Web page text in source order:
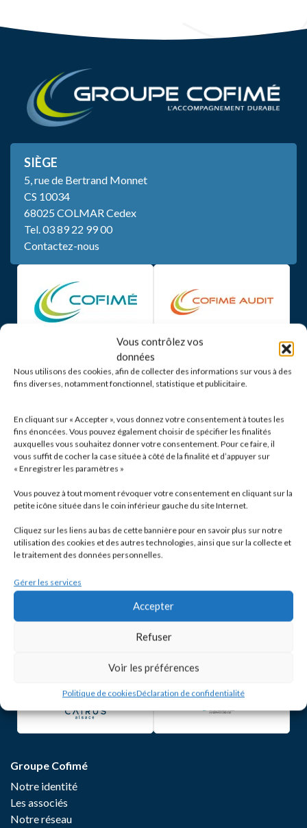
Vous contrôlez vos
données
Nous utilisons des cookies, afin de collecter des informations sur vous à des
fins diverses, notamment fonctionnel, statistique et publicitaire.
En cliquant sur « Accepter », vous donnez votre consentement à toutes les
fins énoncées. Vous pouvez également choisir de spécifier les finalités
auxquelles vous souhaitez donner votre consentement. Pour ce faire, il
vous suffit de cocher la case située à côté de la finalité et d’appuyer sur
« Enregistrer les paramètres »
Vous pouvez à tout moment révoquer votre consentement en cliquant sur la
petite icône située dans le coin inférieur gauche du site Internet.
Cliquez sur les liens au bas de cette bannière pour en savoir plus sur notre
utilisation des cookies et des autres technologies, ainsi que sur la collecte et
le traitement des données personnelles.
Gérer les services
Accepter
Refuser
Voir les préférences
Politique de cookiesDéclaration de confidentialité
SIÈGE
5, rue de Bertrand Monnet
CS 10034
68025 COLMAR Cedex
Tel.03 89 22 99 00
Contactez-nous
Groupe Cofimé
Notre identité
Les associés
Notre réseau